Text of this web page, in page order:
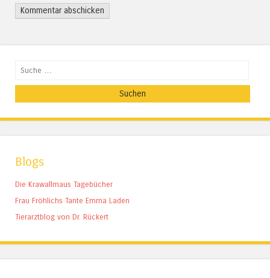
Suchen
Blogs
Die Krawallmaus Tagebücher
Frau Fröhlichs Tante Emma Laden
Tierarztblog von Dr. Rückert